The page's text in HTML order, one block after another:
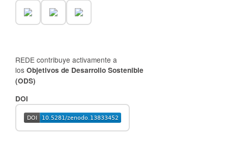
REDE contribuye activamente a
los Objetivos de Desarrollo Sostenible
(ODS)
DOI